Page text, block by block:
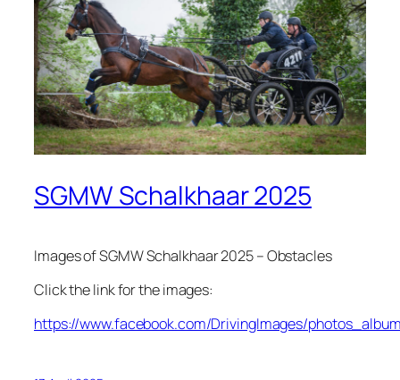
SGMW Schalkhaar 2025
Images of SGMW Schalkhaar 2025 – Obstacles
Click the link for the images:
https://www.facebook.com/DrivingImages/